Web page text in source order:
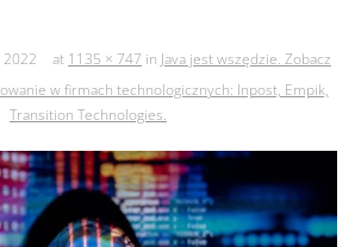
2022 at 1135 × 747 in Java jest wszędzie. Zobacz
w firmach technologicznych: Inpost, Empik,
Transition Technologies.